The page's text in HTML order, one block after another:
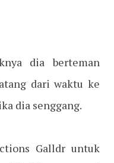
dia berteman
dari waktu ke
dia senggang.
Galldr untuk